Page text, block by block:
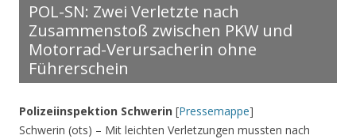
POL-SN: Zwei Verletzte nach
Zusammenstoß zwischen PKW und
Motorrad-Verursacherin ohne
Führerschein
Polizeiinspektion Schwerin [Pressemappe]
Schwerin (ots) – Mit leichten Verletzungen mussten nach